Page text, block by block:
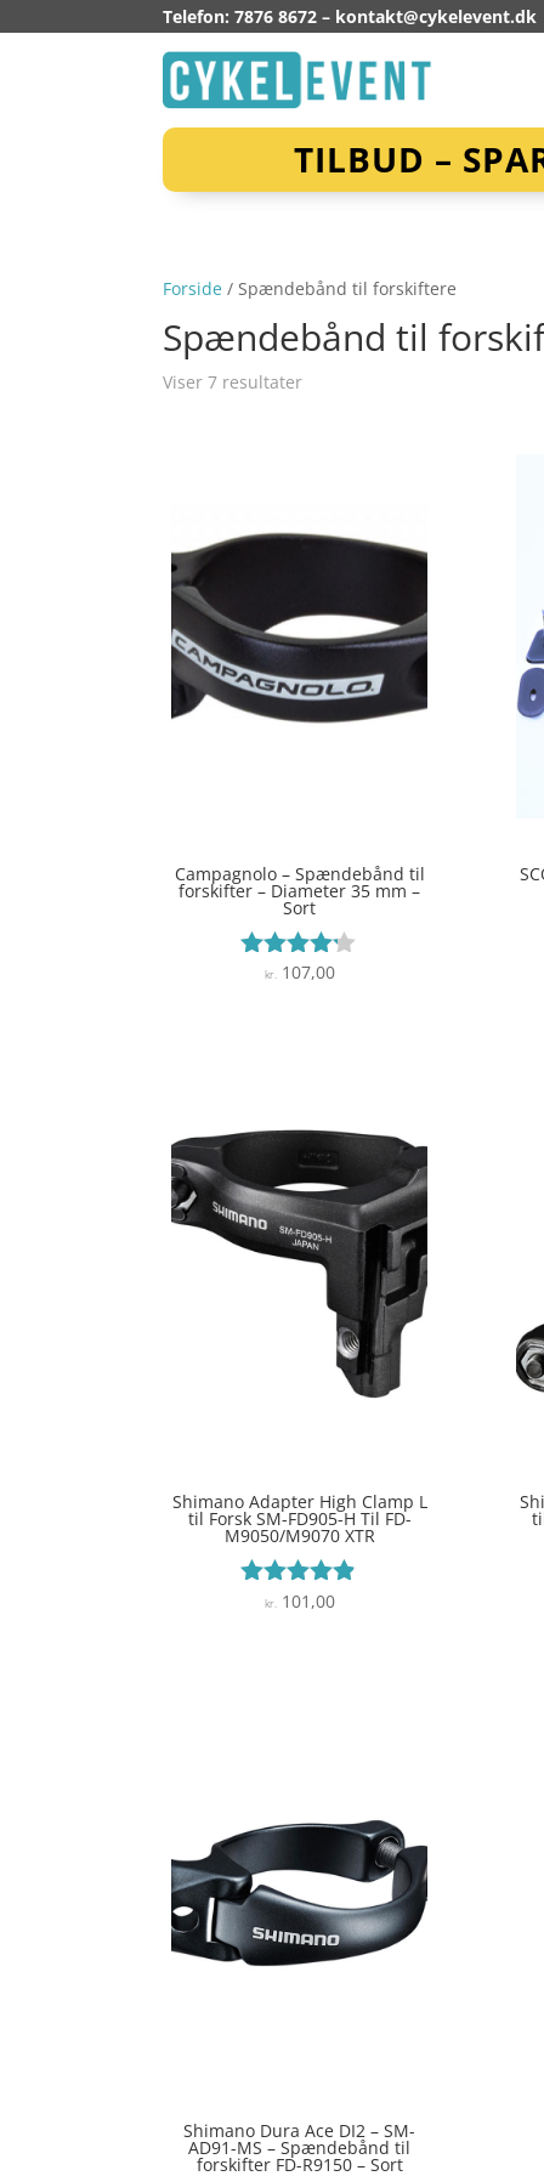
Telefon: 7876 8672 – kontakt@cykelevent.dk
TILBUD –
Forside / Spændebånd til forskiftere
Spændebånd til
Viser 7 resultater
Campagnolo – Spændebånd til
forskifter – Diameter 35 mm –
Sort
Vurderet
kr.107,00
Shimano Adapter High Clamp L
til Forsk SM-FD905-H Til FD-
M9050/M9070 XTR
Vurderet
kr. 101,00
Shimano Dura Ace DI2 – SM-
AD91-MS – Spændebånd til
forskifter FD-R9150 – Sort